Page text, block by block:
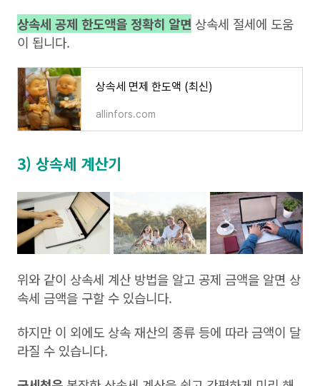
상속세 공제 한도액을 정확히 알면 상속세 절세에 도움
이 됩니다.
상속세 면제 한도액 (최신)
allinfors.com
3) 상속세 계산기
위와 같이 상속세 계산 방법을 알고 공제 금액을 알면 상
속세 금액을 구할 수 있습니다.
하지만 이 외에도 상속 재산의 종류 등에 따라 금액이 달
라질 수 있습니다.